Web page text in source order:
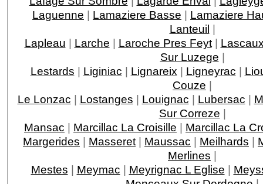
Laguenne | Lamaziere Basse | Lamaziere
Lanteuil |
Lapleau | Larche | Laroche Pres Feyt|
Sur Luzege |
Lestards | Liginiac | Lignareix | Ligneyrac |
Couze |
Le Lonzac | Lostanges | Louignac | Lubersac |
Sur Correze |
Mansac | Marcillac La Croisille | Marcillac La
Margerides | Masseret | Maussac | Meilhards |
Merlines |
Mestes | Meymac | Meyrignac L Eglise |